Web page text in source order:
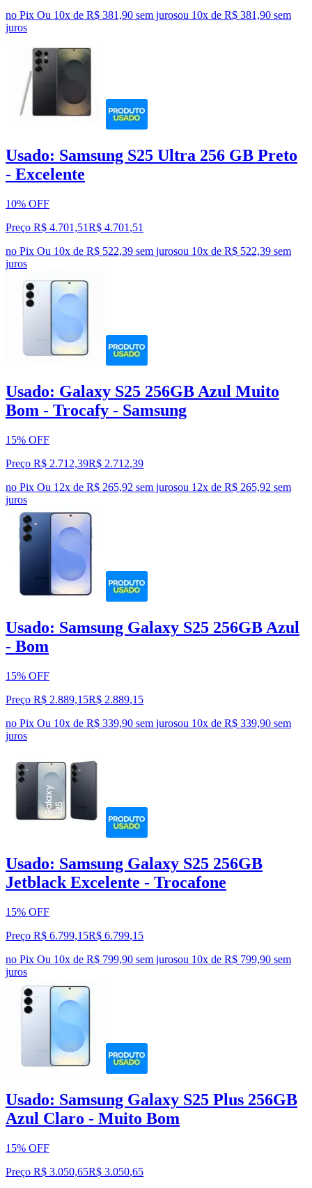
no Pix Ou 10x de R$ 381,90 sem jurosou 10x de R$ 381,90 sem
juros
Usado: Samsung S25 Ultra 256 GB Preto
- Excelente
10% OFF
Preço R$ 4.701,51R$ 4.701 ,51
no Pix Ou 10x de R$ 522,39 sem jurosou 10x de R$ 522,39 sem
juros
Usado: Galaxy S25 256GB Azul Muito
Bom - Trocafy - Samsung
15% OFF
Preço R$ 2.712,39R$ 2.712,39
no Pix Ou 12x de R$ 265,92 sem jurosou 12x de R$ 265,92 sem
juros
Usado: Samsung Galaxy S25 256GB Azul
- Bom
15% OFF
Preço R$ 2.889,15R$ 2.889,15
no Pix Ou 10x de R$ 339,90 sem jurosou 10x de R$ 339,90 sem
juros
Usado: Samsung Galaxy S25 256GB
Jetblack Excelente - Trocafone
15% OFF
Preço R$ 6.799,15R$ 6.799,15
no Pix Ou 10x de R$ 799,90 sem jurosou 10x de R$ 799,90 sem
juros
Usado: Samsung Galaxy S25 Plus 256GB
Azul Claro - Muito Bom
15% OFF
Preço R$ 3.050,65R$ 3.050,65